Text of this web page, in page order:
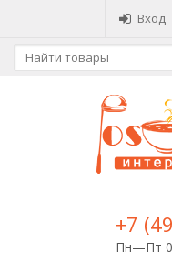
Вход
+7
Пн—Пт